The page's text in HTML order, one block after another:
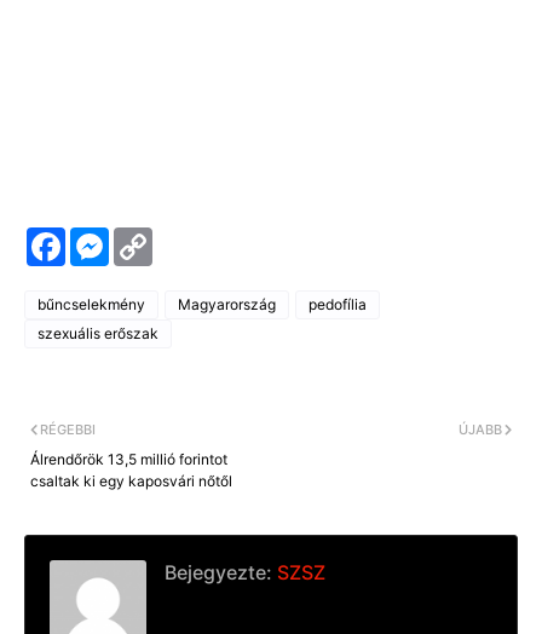
F
a
e
b
o
M
e
s
e
n i
bűncselekmény Magyarország
pedofília
szexuális erőszak
ÚJABB
RÉGEBBI
Álrendőrök 13,5 millió forintot
csaltak ki egy kaposvári nőtől
Bejegyezte: SZSZ